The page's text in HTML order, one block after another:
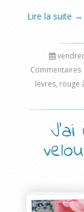
Lire la suite →
Commentaires
lèvres, rouge